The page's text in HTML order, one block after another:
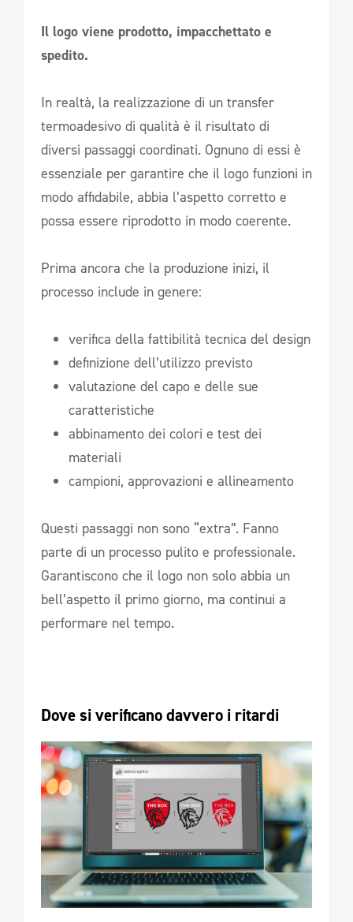
Il logo viene prodotto, impacchettato e
spedito.
In realtà, la realizzazione di un transfer
termoadesivo di qualità è il risultato di
diversi passaggi coordinati. Ognuno di essi è
essenziale per garantire che il logo funzioni in
modo affidabile, abbia l’aspetto corretto e
possa essere riprodotto in modo coerente.
Prima ancora che la produzione inizi, il
processo include in genere:
verifica della fattibilità tecnica del design
definizione dell’utilizzo previsto
valutazione del capo e delle sue
caratteristiche
abbinamento dei colori e test dei
materiali
campioni, approvazioni e allineamento
Questi passaggi non sono “extra”. Fanno
parte di un processo pulito e professionale.
Garantiscono che il logo non solo abbia un
bell’aspetto il primo giorno, ma continui a
performare nel tempo.
Dove si verificano davvero i ritardi